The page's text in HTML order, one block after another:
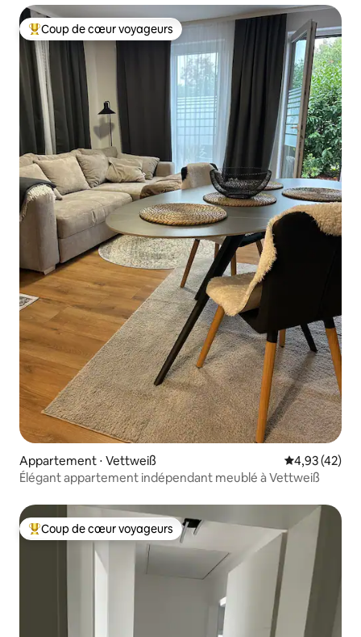
Coups de cœur voyageurs les plus appréciés
Coup de cœur voyageurs
Appartement ⋅ Vettweiß Évaluation
4,93 (42)
Élégant appartement indépendant meublé à Vettweiß
Coups de cœur voyageurs les plus appréciés
Coup de cœur voyageurs